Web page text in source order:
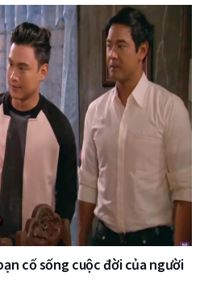
cố sống cuộc đời của người